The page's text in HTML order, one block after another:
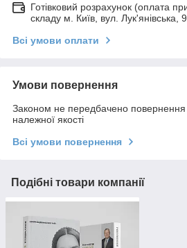
Готівковий розрахунок (оплата
складу м. Київ, вул. Лук'янівська,
Всі умови оплати
Умови повернення
Законом не передбачено повернення
належної якості
Всі умови повернення
Подібні товари компанії